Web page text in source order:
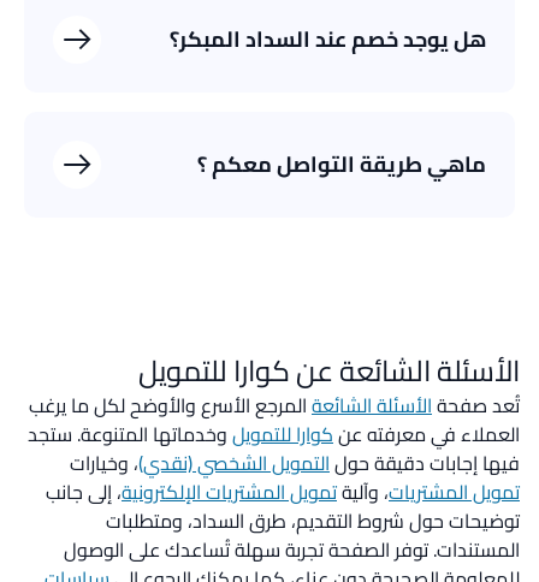
هل يوجد خصم عند السداد المبكر؟
ماهي طريقة التواصل معكم ؟
الأسئلة الشائعة عن كوارا للتمويل
تُعد صفحةالأسئلة الشائعةالمرجع الأسرع والأوضح لكل ما يرغب
العملاء في معرفته عنكوارا للتمويلوخدماتها المتنوعة. ستجد
فيها إجابات دقيقة حولالتمويل الشخصي (نقدي)، وخيارات
تمويل المشتريات، وآليةتمويل المشتريات الإلكترونية، إلى جانب
توضيحات حول شروط التقديم، طرق السداد، ومتطلبات
المستندات. توفر الصفحة تجربة سهلة تُساعدك على الوصول